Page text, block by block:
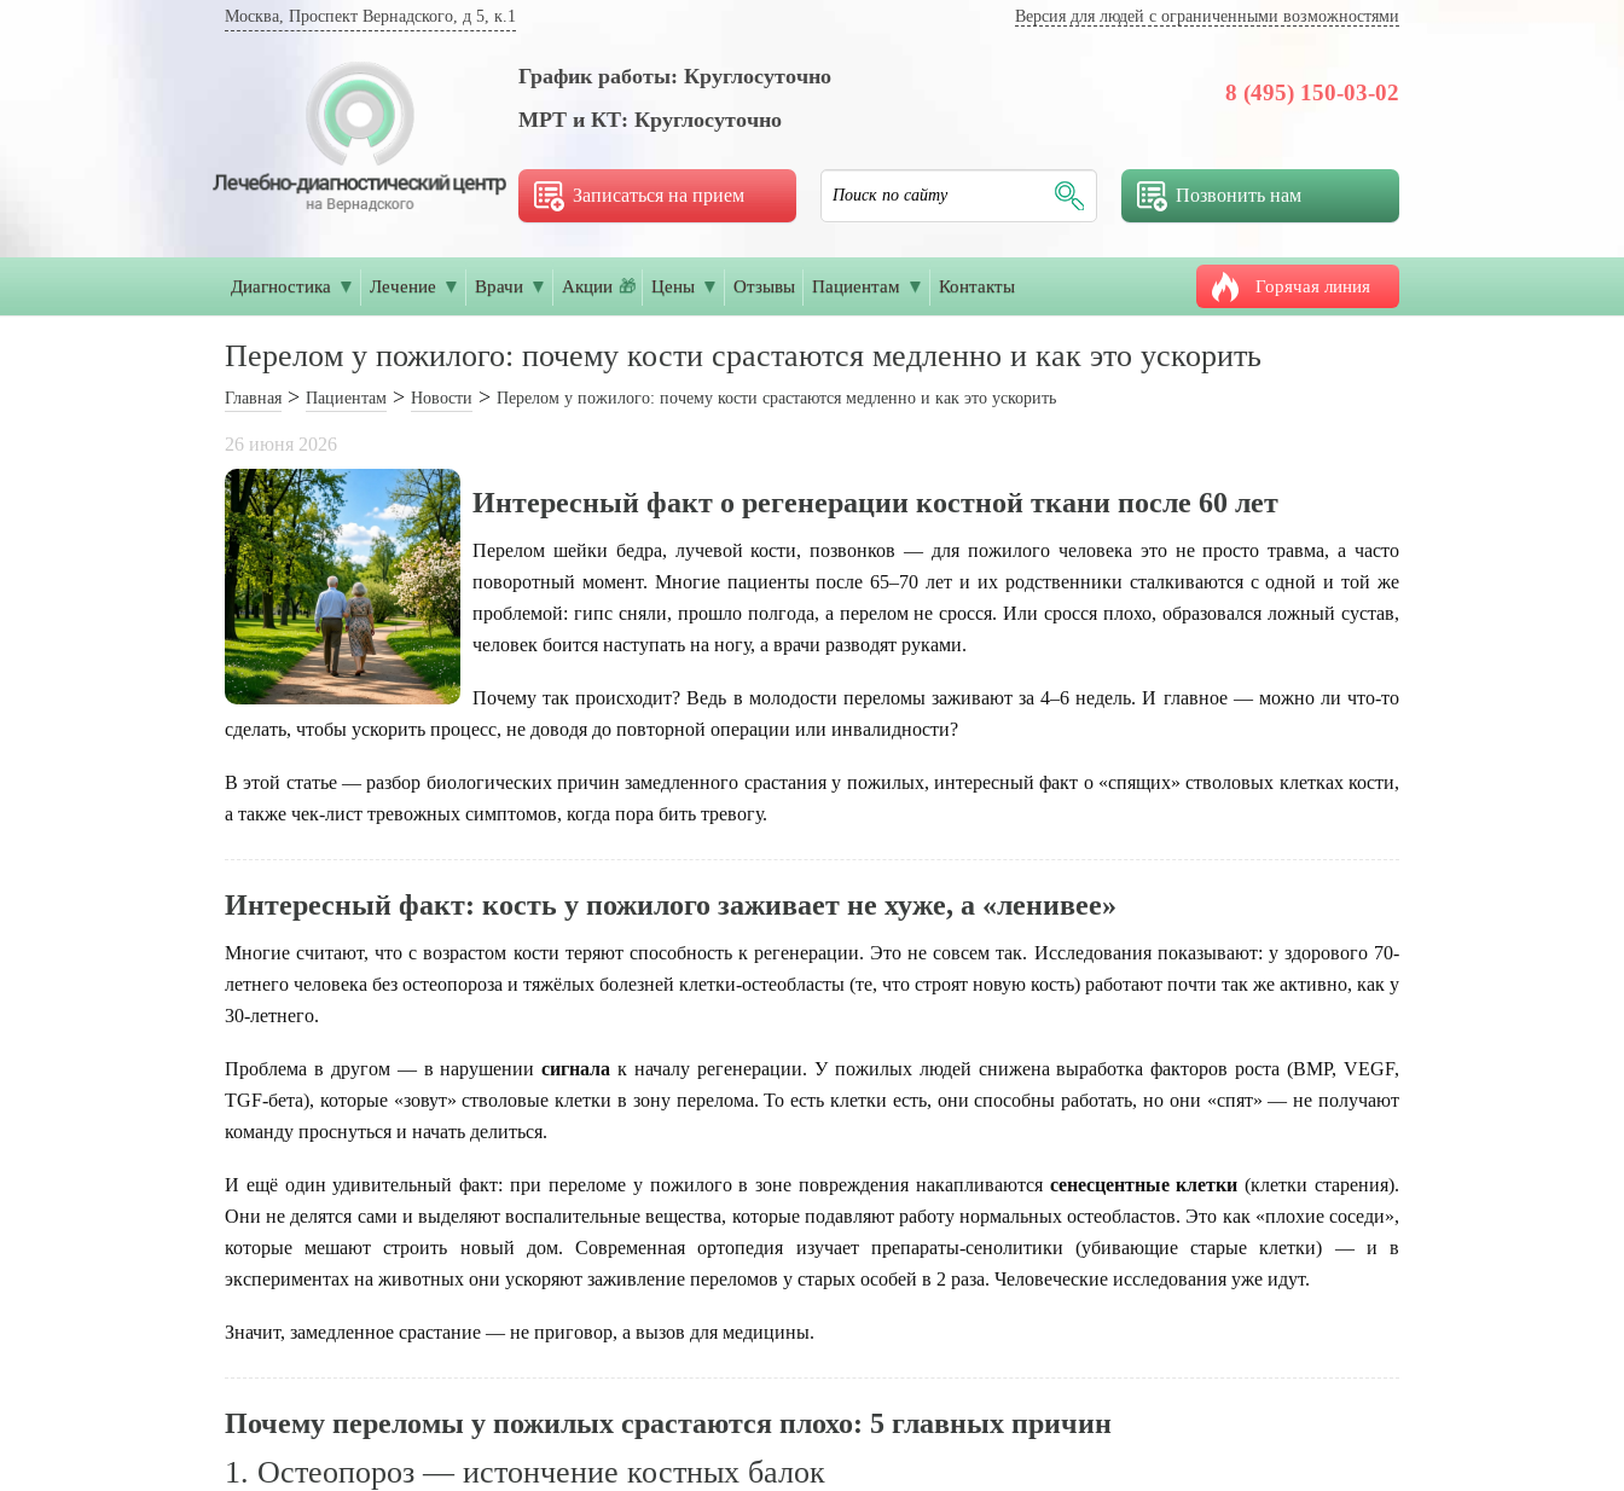
Москва, Проспект Вернадского, д 5, к.1 Версия для людей с ограниченными возможностями
График работы: Круглосуточно
МРТ и КТ: Круглосуточно
8 (495) 150-03-02
Записаться на прием Позвонить нам
Диагностика ▼ Лечение ▼ Врачи ▼ Акции 🎁 Цены ▼ Отзывы Пациентам ▼ Контакты Горячая линия
Перелом у пожилого: почему кости срастаются медленно и как это ускорить
Главная Пациентам Новости Перелом у пожилого: почему кости срастаются медленно и как это ускорить
26 июня 2026
Интересный факт о регенерации костной ткани после 60 лет
Перелом шейки бедра, лучевой кости, позвонков — для пожилого человека это не просто травма, а часто
поворотный момент. Многие пациенты после 65–70 лет и их родственники сталкиваются с одной и той же
проблемой: гипс сняли, прошло полгода, а перелом не сросся. Или сросся плохо, образовался ложный сустав,
человек боится наступать на ногу, а врачи разводят руками.
Почему так происходит? Ведь в молодости переломы заживают за 4–6 недель. И главное — можно ли что-то
сделать, чтобы ускорить процесс, не доводя до повторной операции или инвалидности?
В этой статье — разбор биологических причин замедленного срастания у пожилых, интересный факт о «спящих» стволовых клетках кости,
а также чек-лист тревожных симптомов, когда пора бить тревогу.
Интересный факт: кость у пожилого заживает не хуже, а «ленивее»
Многие считают, что с возрастом кости теряют способность к регенерации. Это не совсем так. Исследования показывают: у здорового 70-
летнего человека без остеопороза и тяжёлых болезней клетки-остеобласты (те, что строят новую кость) работают почти так же активно, как у
30-летнего.
Проблема в другом — в нарушениисигнала к началу регенерации. У пожилых людей снижена выработка факторов роста (BMP, VEGF,
TGF-бета), которые «зовут» стволовые клетки в зону перелома. То есть клетки есть, они способны работать, но они «спят» — не получают
команду проснуться и начать делитьcя.
И ещё один удивительный факт: при переломе у пожилого в зоне повреждения накапливаются сенесцентные клетки (клетки старения).
Они не делятся сами и выделяют воспалительные вещества, которые подавляют работу нормальных остеобластов. Это как «плохие соседи»,
которые мешают строить новый дом. Современная ортопедия изучает препараты-сенолитики (убивающие старые клетки) — и в
экспериментах на животных они ускоряют заживление переломов у старых особей в 2 раза. Человеческие исследования уже идут.
Значит, замедленное срастание — не приговор, а вызов для медицины.
Почему переломы у пожилых срастаются плохо: 5 главных причин
1. Остеопороз — истончение костных балок